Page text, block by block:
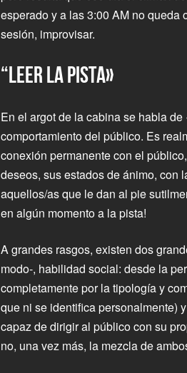
esperado y a las 3:00 AM no queda
sesión, improvisar.
“LEER LA PISTA»
En el argot de la cabina se habla
comportamiento del público. Es
conexión permanente con el
deseos, sus estados de ánimo, con
aquellos/as que le dan al pie
en algún momento a la pista!
A grandes rasgos, existen dos
modo-, habilidad social: desde la
completamente por la tipología y
que ni se identifica personalmente)
capaz de dirigir al público con su
no, una vez más, la mezcla de